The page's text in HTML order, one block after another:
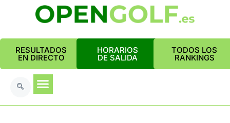
RESULTADOS
EN DIRECTO
HORARIOS
DE SALIDA
TODOS LOS
RANKINGS